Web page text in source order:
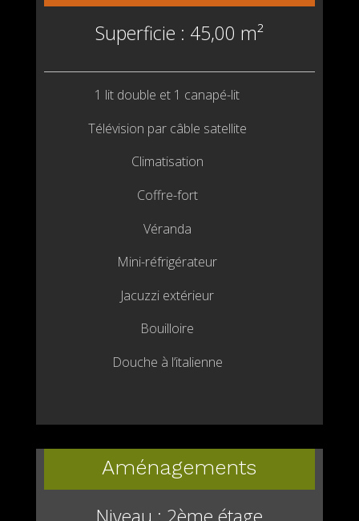
Superficie : 45,00 m²
1 lit double et 1 canapé-lit
Télévision par câble satellite
Climatisation
Coffre-fort
Véranda
Mini-réfrigérateur
Jacuzzi extérieur
Bouilloire
Douche à l’italienne
Aménagements